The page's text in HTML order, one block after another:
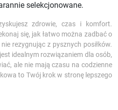
selekcjonowane.
zdrowie, czas i komfort.
się, jak łatwo można zadbać o
rezygnując z pysznych posiłków.
idealnym rozwiązaniem dla osób,
ale nie mają czasu na codzienne
to Twój krok w stronę lepszego